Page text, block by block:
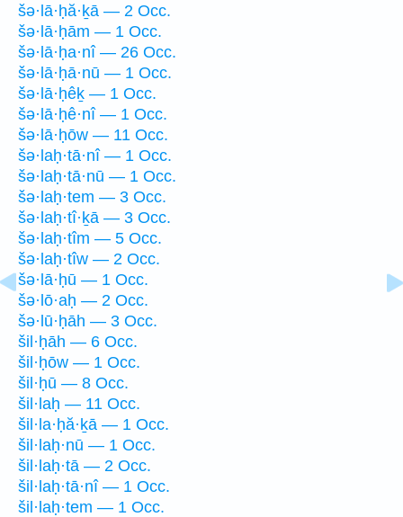
šə·lā·ḥă·ḵā — 2 Occ.
šə·lā·ḥām — 1 Occ.
šə·lā·ḥa·nî — 26 Occ.
šə·lā·ḥā·nū — 1 Occ.
šə·lā·ḥêḵ — 1 Occ.
šə·lā·ḥê·nî — 1 Occ.
šə·lā·ḥōw — 11 Occ.
šə·laḥ·tā·nî — 1 Occ.
šə·laḥ·tā·nū — 1 Occ.
šə·laḥ·tem — 3 Occ.
šə·laḥ·tî·ḵā — 3 Occ.
šə·laḥ·tîm — 5 Occ.
šə·laḥ·tîw — 2 Occ.
šə·lā·ḥū — 1 Occ.
šə·lō·aḥ — 2 Occ.
šə·lū·ḥāh — 3 Occ.
šil·ḥāh — 6 Occ.
šil·ḥōw — 1 Occ.
šil·ḥū — 8 Occ.
šil·laḥ — 11 Occ.
šil·la·ḥă·ḵā — 1 Occ.
šil·laḥ·nū — 1 Occ.
šil·laḥ·tā — 2 Occ.
šil·laḥ·tā·nî — 1 Occ.
šil·laḥ·tem — 1 Occ.